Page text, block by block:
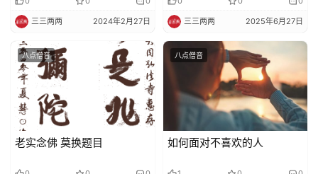
免
责
声
明
三三两两 2024年2月27日 三三两两 2025年6月27日
八点僧音
老实念佛 莫换题目
八点僧音
如何面对不喜欢的人